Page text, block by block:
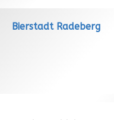
Bierstadt Radeberg